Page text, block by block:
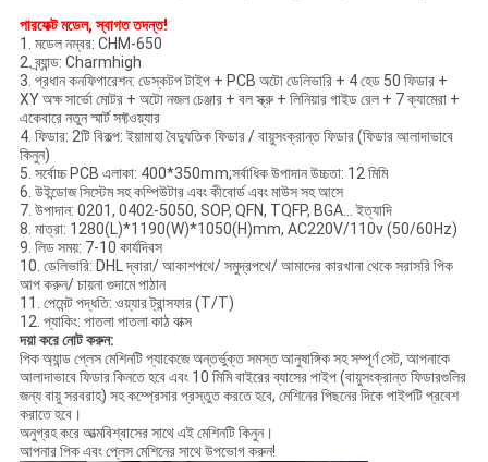
পারফেক্ট মডেল, স্বাগত তদন্ত!
1. মডেল নম্বর: CHM-650
2. ব্র্যান্ড: Charmhigh
3. প্রধান কনফিগারেশন: ডেস্কটপ টাইপ + PCB অটো ডেলিভারি + 4 হেড 50 ফিডার +
XY অক্ষ সার্ভো মোটর + অটো নজল চেঞ্জার + বল স্ক্রু + লিনিয়ার গাইড রেল + 7 ক্যামেরা +
একেবারে নতুন স্মার্ট সফ্টওয়্যার
4. ফিডার: 2টি বিকল্প: ইয়ামাহা বৈদ্যুতিক ফিডার / বায়ুসংক্রান্ত ফিডার (ফিডার আলাদাভাবে
কিনুন)
5. সর্বোচ্চ PCB এলাকা: 400*350mm;সর্বাধিক উপাদান উচ্চতা: 12 মিমি
6. উইন্ডোজ সিস্টেম সহ কম্পিউটার এবং কীবোর্ড এবং মাউস সহ আসে
7. উপাদান: 0201, 0402-5050, SOP, QFN, TQFP, BGA... ইত্যাদি
8. মাত্রা: 1280(L)*1190(W)*1050(H)mm, AC220V/110v (50/60Hz)
9. লিড সময়: 7-10 কার্যদিবস
10. ডেলিভারি: DHL দ্বারা/ আকাশপথে/ সমুদ্রপথে/ আমাদের কারখানা থেকে সরাসরি পিক
আপ করুন/ চায়না গুদামে পাঠান
11. পেমেন্ট পদ্ধতি: ওয়্যার ট্রান্সফার (T/T)
12. প্যাকিং: পাতলা পাতলা কাঠ বাক্স
দয়া করে নোট করুন:
পিক অ্যান্ড প্লেস মেশিনটি প্যাকেজে অন্তর্ভুক্ত সমস্ত আনুষাঙ্গিক সহ সম্পূর্ণ সেট, আপনাকে
আলাদাভাবে ফিডার কিনতে হবে এবং 10 মিমি বাইরের ব্যাসের পাইপ (বায়ুসংক্রান্ত ফিডারগুলির
জন্য বায়ু সরবরাহ) সহ কম্প্রেসার প্রস্তুত করতে হবে, মেশিনের পিছনের দিকে পাইপটি প্রবেশ
করাতে হবে।
অনুগ্রহ করে আত্মবিশ্বাসের সাথে এই মেশিনটি কিনুন।
আপনার পিক এবং প্লেস মেশিনের সাথে উপভোগ করুন!